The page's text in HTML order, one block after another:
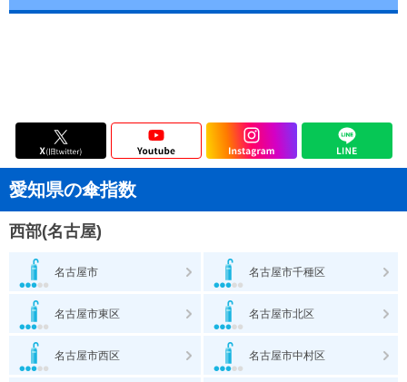
愛知県の傘指数
西部(名古屋)
名古屋市 名古屋市千種区
名古屋市東区 名古屋市北区
名古屋市西区 名古屋市中村区